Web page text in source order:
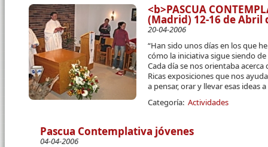
<b>PASCUA
(Madrid) 12-16 de Abril
20-04-2006
“Han sido unos días en los que
cómo la iniciativa sigue siendo de
Cada día se nos orientaba acerca
Ricas exposiciones que nos
a pensar, orar y llevar esas ideas
Categoría: Actividades
Pascua Contemplativa jóvenes
04-04-2006